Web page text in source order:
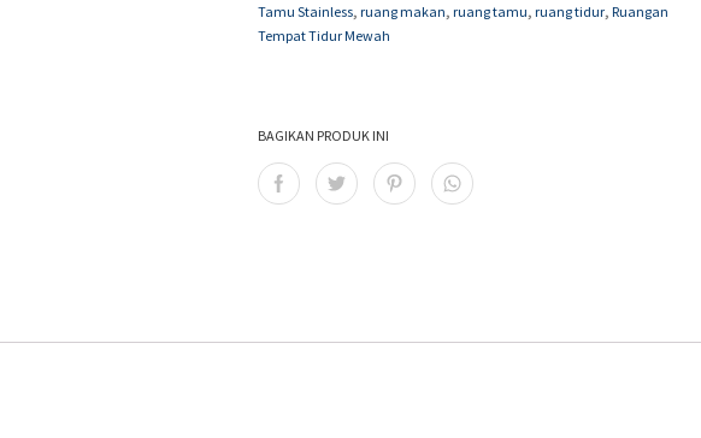
Tamu Stainless,ruang makan,ruang tamu,ruang tidur,Ruangan
Tempat Tidur Mewah
BAGIKAN PRODUK INI